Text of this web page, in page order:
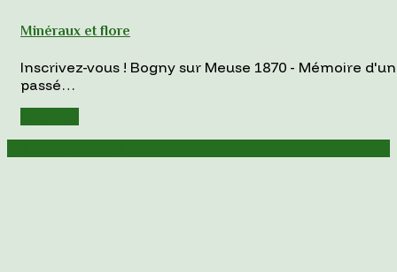
Minéraux et flore
Inscrivez-vous ! Bogny sur Meuse 1870 - Mémoire d'un
passé…